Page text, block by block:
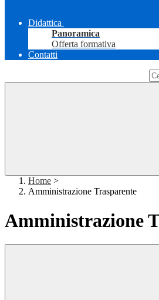
Didattica
Panoramica
Offerta formativa
Contatti
Home >
Amministrazione Trasparente
Amministrazione